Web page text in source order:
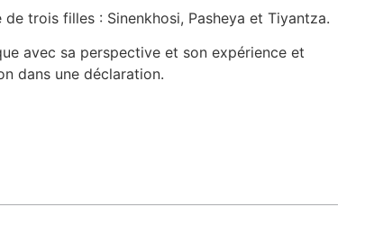
trois filles : Sinenkhosi, Pasheya et Tiyantza.
avec sa perspective et son expérience et
dans une déclaration.